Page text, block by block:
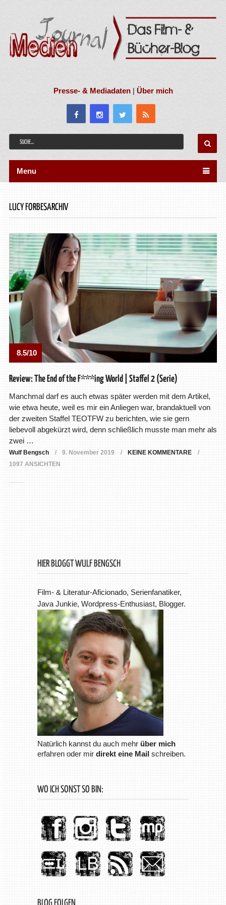
Presse- & Mediadaten|Über mich
Menu
LUCY FORBESARCHIV
8.5/10
Review: The End of the F***ing World | Staffel 2 (Serie)
Manchmal darf es auch etwas später werden mit dem Artikel,
wie etwa heute, weil es mir ein Anliegen war, brandaktuell von
der zweiten Staffel TEOTFW zu berichten, wie sie gern
liebevoll abgekürzt wird, denn schließlich musste man mehr als
zwei …
Wulf Bengsch 9. November 2019
KEINE KOMMENTARE
1097 ANSICHTEN
HIER BLOGGT WULF BENGSCH
Film- & Literatur-Aficionado, Serienfanatiker,
Java Junkie, Wordpress-Enthusiast, Blogger.
Natürlich kannst du auch mehr über mich
erfahren oder mir direkt eine Mailschreiben.
WO ICH SONST SO BIN: